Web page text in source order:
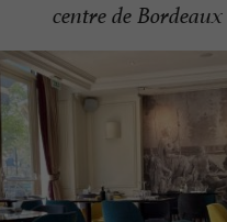
centre de Bordeaux